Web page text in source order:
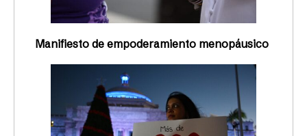
Manifiesto de empoderamiento menopáusico